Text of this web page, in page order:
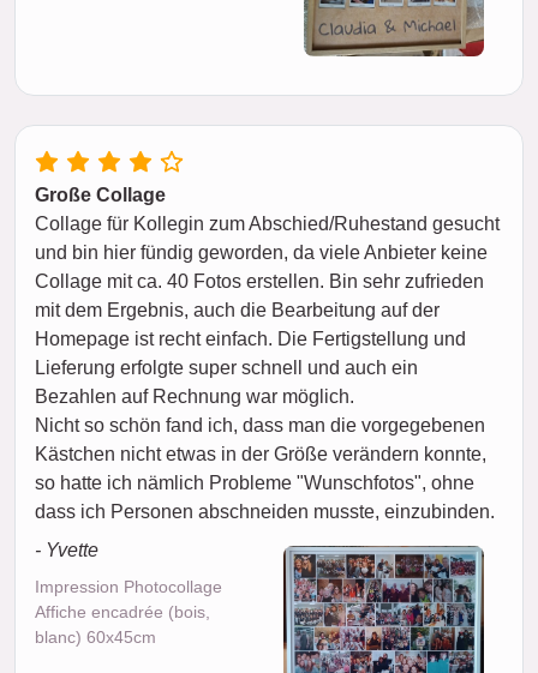
Große Collage
Collage für Kollegin zum Abschied/Ruhestand gesucht
und bin hier fündig geworden, da viele Anbieter keine
Collage mit ca. 40 Fotos erstellen. Bin sehr zufrieden
mit dem Ergebnis, auch die Bearbeitung auf der
Homepage ist recht einfach. Die Fertigstellung und
Lieferung erfolgte super schnell und auch ein
Bezahlen auf Rechnung war möglich.
Nicht so schön fand ich, dass man die vorgegebenen
Kästchen nicht etwas in der Größe verändern konnte,
so hatte ich nämlich Probleme "Wunschfotos", ohne
dass ich Personen abschneiden musste, einzubinden.
- Yvette
Impression Photocollage
Affiche encadrée (bois,
blanc) 60x45cm